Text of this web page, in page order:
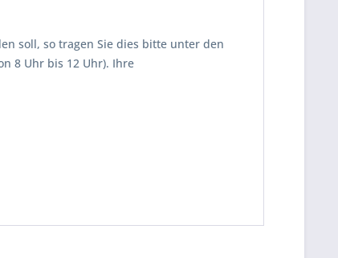
soll, so tragen Sie dies bitte unter den
8 Uhr bis 12 Uhr). Ihre